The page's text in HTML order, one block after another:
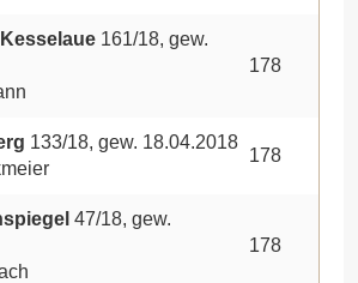
161/18, gew.
178
133/18, gew. 18.04.2018
178
47/18, gew.
178